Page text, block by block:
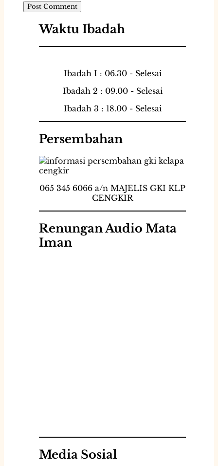
Waktu Ibadah
Ibadah I : 06.30 - Selesai
Ibadah 2 : 09.00 - Selesai
Ibadah 3 : 18.00 - Selesai
Persembahan
065 345 6066 a/n MAJELIS GKI KLP
CENGKIR
Renungan Audio Mata
Iman
Media Sosial